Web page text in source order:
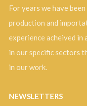
For years we have
production and
experience acheived in
in our specific sectors
in our work.
NEWSLETTERS